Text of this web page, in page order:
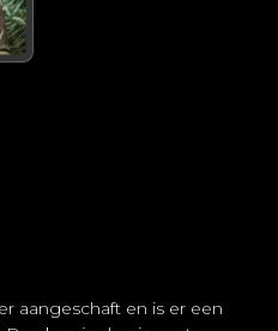
aangeschaft en is er een